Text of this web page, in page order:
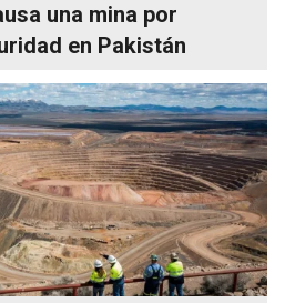
una mina por
en Pakistán